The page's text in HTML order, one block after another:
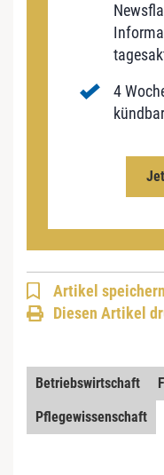
4
kündbar
Artikel speichern
Diesen Artikel
Betriebswirtschaft
Pflegewissenschaft